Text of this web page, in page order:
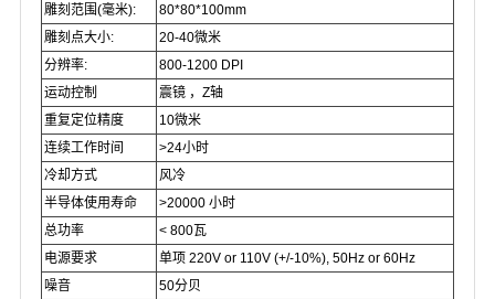
雕刻范围(毫米):
80*80*100mm
雕刻点大小:
20-40微米
分辨率:
800-1200 DPI
运动控制
震镜 ，Z轴
重复定位精度
10微米
连续工作时间
>24小时
冷却方式
风冷
半导体使用寿命
>20000 小时
总功率
< 800瓦
电源要求
单项 220V or 110V (+/-10%), 50Hz or 60Hz
噪音
50分贝